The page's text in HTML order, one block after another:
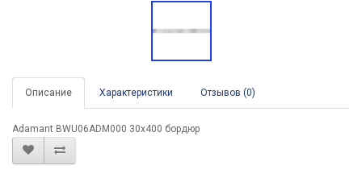
Описание Характеристики Отзывов (0)
Adamant BWU06ADM000 30x400 бордюр